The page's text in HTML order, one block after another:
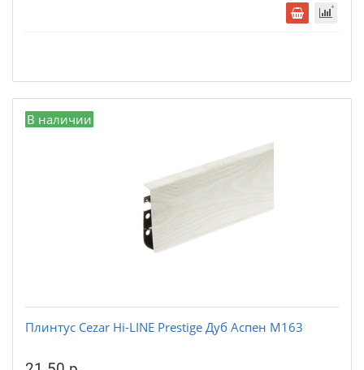
В наличии
Плинтус Cezar Hi-LINE Prestige Дуб Аспен М163